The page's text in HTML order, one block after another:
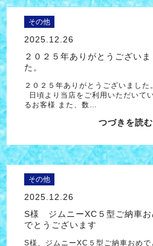
その他
2025.12.26
２０２５年ありがとうございま
た。
２０２５年ありがとうございました。
日頃より当店をご利用いただいて
るお客様 また、数…
つづきを読む
その他
2025.12.26
S様 ジムニーXC５型ご納車お
でとうございます
S様、ジムニーXC５型ご納車おめで